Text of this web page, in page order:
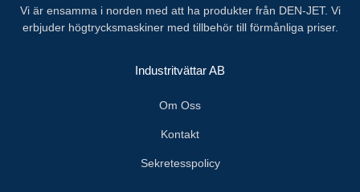
Vi är ensamma i norden med att ha produkter från DEN-JET. Vi
erbjuder högtrycksmaskiner med tillbehör till förmånliga priser.
Industritvättar AB
Om Oss
Kontakt
Sekretesspolicy